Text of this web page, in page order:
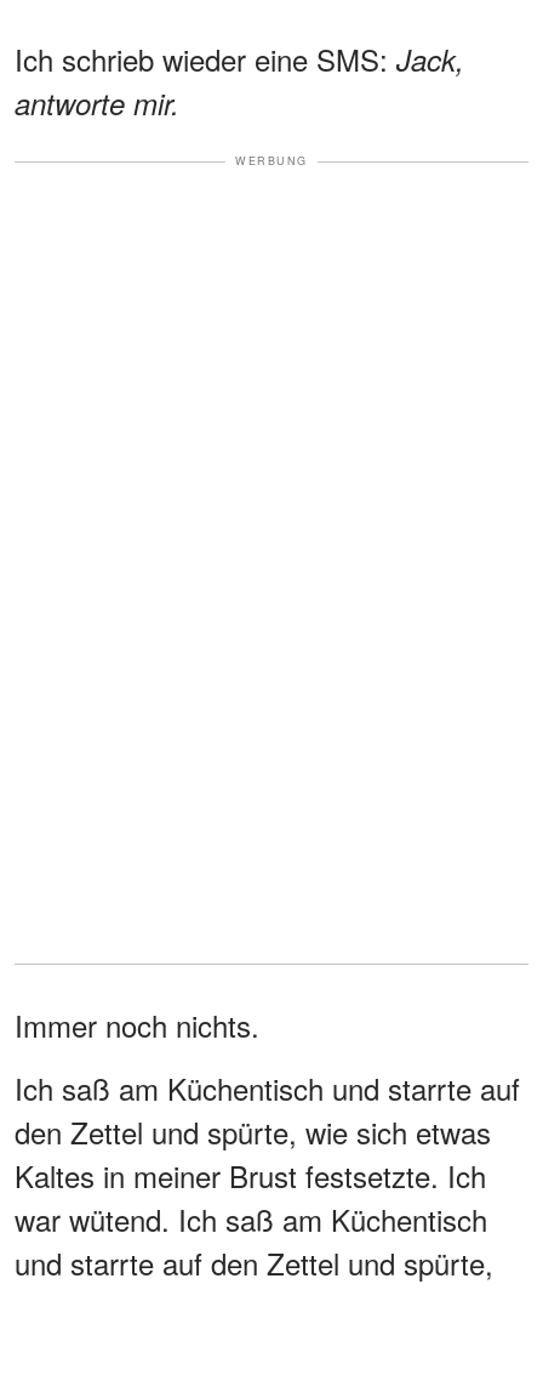
Ich schrieb wieder eine SMS: Jack,
antworte mir.
WERBUNG
Immer noch nichts.
Ich saß am Küchentisch und starrte auf
den Zettel und spürte, wie sich etwas
Kaltes in meiner Brust festsetzte. Ich
war wütend. Ich saß am Küchentisch
und starrte auf den Zettel und spürte,